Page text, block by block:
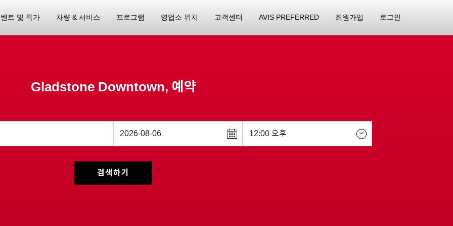
트 및 특가 차량 & 서비스 프로그램 영업소 위치 고객센터 AVIS PREFERRED 회원가입 로그인
Gladstone Downtown, 예약
검색하기